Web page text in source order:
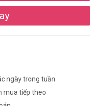
ngày trong tuần
mua tiếp theo